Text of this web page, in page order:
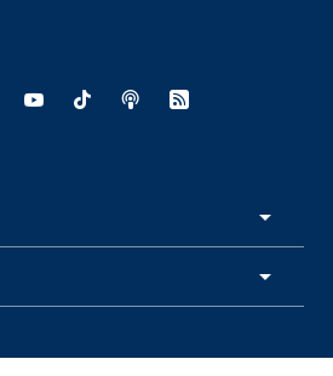
- Apertura in nuova finestra
- Apertura in nuova finestra
- Sito esterno - Apertura in
- Sito esterno - Apertura in
Youtube - Sito esterno -
TikTok - Sito esterno -
Spreaker - Sito
Feed RSS -